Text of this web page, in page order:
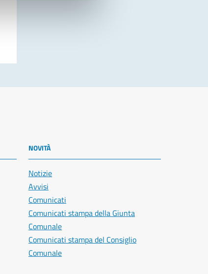
NOVITÀ
Notizie
Avvisi
Comunicati
Comunicati stampa della Giunta
Comunale
Comunicati stampa del Consiglio
Comunale